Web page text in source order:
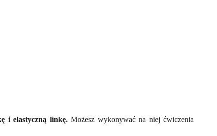
i elastyczną linkę.Możesz wykonywać na niej ćwiczenia